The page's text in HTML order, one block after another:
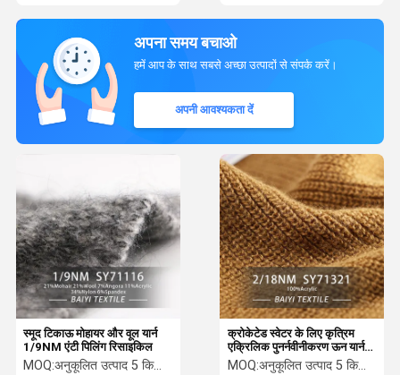
अपना समय बचाओ
हमें आप के साथ सबसे अच्छा उत्पादों से संपर्क करें।
अपनी आवश्यकता दें
क्रोकेटेड स्वेटर के लिए कृत्रिम
एक्रिलिक पुनर्नवीनीकरण ऊन यार्न
2/18 एनएम
MOQ:अनुकूलित उत्पाद 5 किलो न्यूनतम आदेश, स्पॉट 1 किलो न्यूनतम आदेश
स्मूद टिकाऊ मोहायर और वूल यार्न
1/9NM एंटी पिलिंग रिसाइकिल
MOQ:अनुकूलित उत्पाद 5 किलो न्यूनतम आदेश, स्पॉट 1 किलो न्यूनतम आदेश